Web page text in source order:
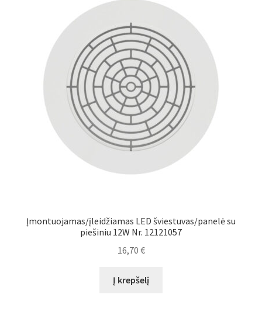
Įmontuojamas/įleidžiamas LED šviestuvas/panelė su
piešiniu 12W Nr. 12121057
16,70 €
Į krepšelį